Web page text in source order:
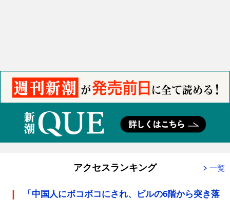
アクセスランキング 一覧
「中国人にボコボコにされ、ビルの6階から突き落